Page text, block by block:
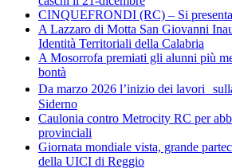
CINQUEFRONDI (RC) – Si
A Lazzaro di Motta San Giovanni
Identità Territoriali della Calabria
A Mosorrofa premiati gli alunni più
bontà
Da marzo 2026 l’inizio dei lavori
Siderno
Caulonia contro Metrocity RC per
provinciali
Giornata mondiale vista, grande
della UICI di Reggio